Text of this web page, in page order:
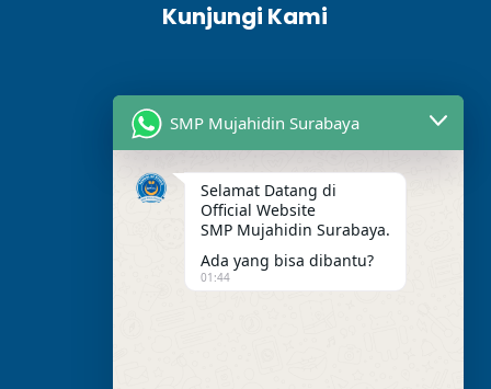
Kunjungi Kami
SMP Mujahidin Surabaya
Selamat Datang di
Official Website
SMP Mujahidin Surabaya.
Ada yang bisa dibantu?
01:44